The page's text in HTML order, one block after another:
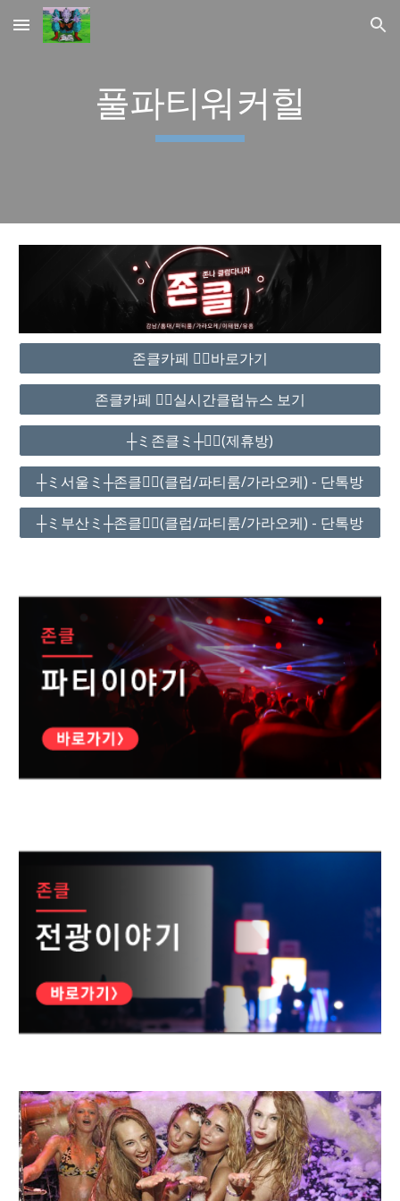
Skip to main content Skip to navigation
풀파티워커힐
존클카페 ❤️‍🔥바로가기
존클카페 ❤️‍🔥실시간클럽뉴스 보기
┼ミ존클ミ┼❤️‍🔥(제휴방)
┼ミ서울ミ┼존클❤️‍🔥(클럽/파티룸/가라오케) - 단톡방
┼ミ부산ミ┼존클❤️‍🔥(클럽/파티룸/가라오케) - 단톡방